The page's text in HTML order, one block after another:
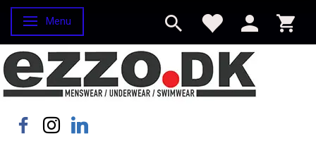
Skifte navigation
Menu